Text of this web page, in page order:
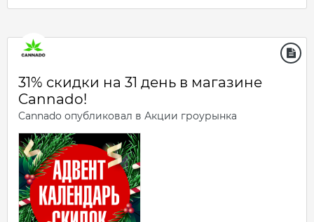
31% скидки на 31 день в магазине
Cannado!
Cannado опубликовал в Акции гроурынка